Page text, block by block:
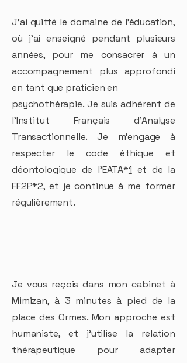
J’ai quitté le domaine de l’éducation,
où j’ai enseigné pendant plusieurs
années, pour me consacrer à un
accompagnement plus approfondi
en tant que praticien en
psychothérapie. Je suis adhérent de
l’Institut Français d’Analyse
Transactionnelle. Je m’engage à
respecter le code éthique et
déontologique de l’EATA*1 et de la
FF2P*2, et je continue à me former
régulièrement.
Je vous reçois dans mon cabinet à
Mimizan, à 3 minutes à pied de la
place des Ormes. Mon approche est
humaniste, et j’utilise la relation
thérapeutique pour adapter